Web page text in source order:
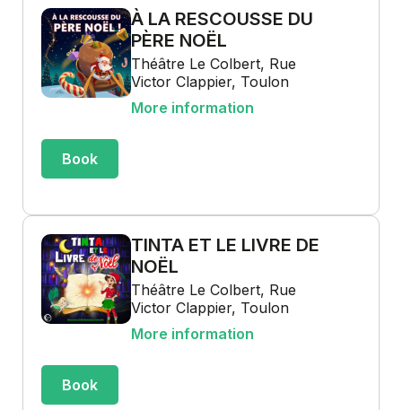
À LA RESCOUSSE DU
PÈRE NOËL
Théâtre Le Colbert, Rue
Victor Clappier, Toulon
More information
Book
TINTA ET LE LIVRE DE
NOËL
Théâtre Le Colbert, Rue
Victor Clappier, Toulon
More information
Book